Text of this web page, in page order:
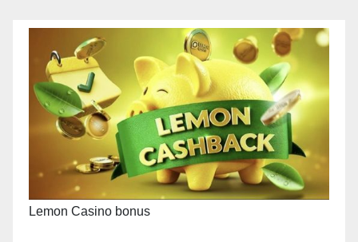
Lemon Casino bonus